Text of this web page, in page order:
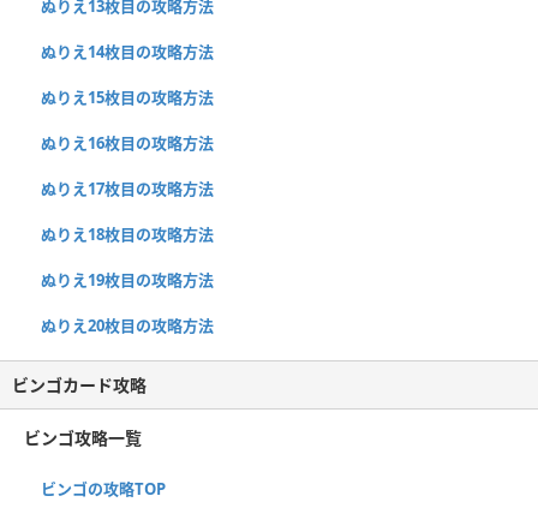
ぬりえ13枚目の攻略方法
ぬりえ14枚目の攻略方法
ぬりえ15枚目の攻略方法
ぬりえ16枚目の攻略方法
ぬりえ17枚目の攻略方法
ぬりえ18枚目の攻略方法
ぬりえ19枚目の攻略方法
ぬりえ20枚目の攻略方法
ビンゴカード攻略
ビンゴ攻略一覧
ビンゴの攻略TOP